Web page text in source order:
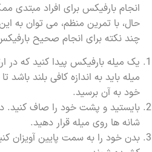
انجام بارفیکس برای افراد مبتدی
حال، با تمرین منظم، می توان به
چند نکته برای انجام صحیح
یک میله بارفیکس پیدا کنید که در
میله باید به اندازه کافی بلند باشد
خود به آن برسید.
بایستید و پشت خود را صاف کنید.
شانه ها روی میله قرار دهید.
بدن خود را به سمت پایین آویزان